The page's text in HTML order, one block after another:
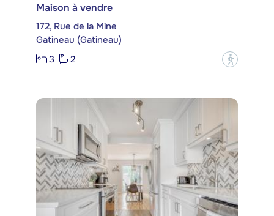
Maison à vendre
172, Rue de la Mine
Gatineau (Gatineau)
3
2 ?